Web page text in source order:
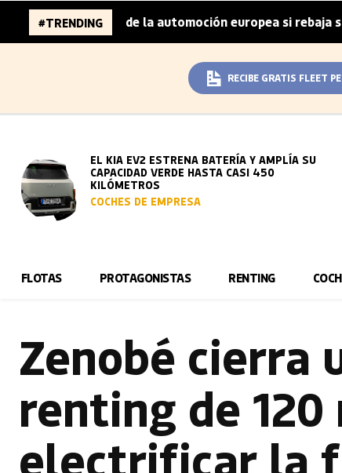
#TRENDING
de la automoción europea si rebaja sus metas de
RECIBE GRATIS FLEET
EL KIA EV2 ESTRENA BATERÍA Y AMPLÍA SU
CAPACIDAD VERDE HASTA CASI 450
KILÓMETROS
COCHES DE EMPRESA
FLOTAS PROTAGONISTAS RENTING
Zenobé cierra
renting de
electrificar la